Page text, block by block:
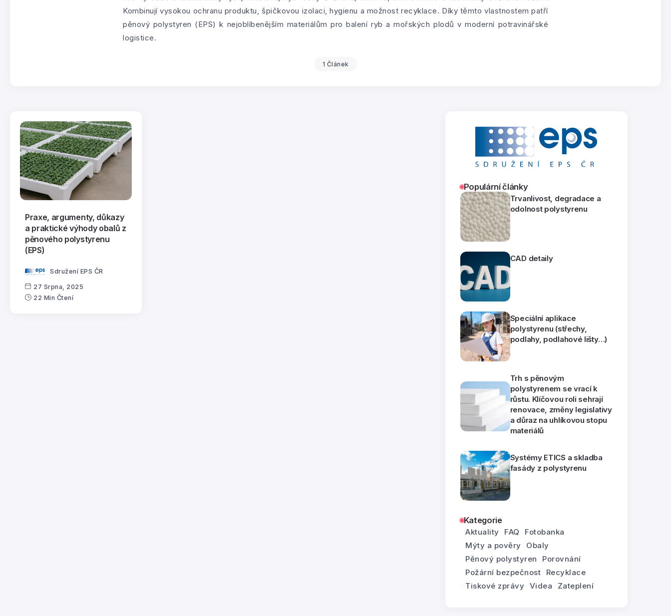
Kombinují vysokou ochranu produktu, špičkovou izolaci, hygienu a možnost recyklace. Díky těmto vlastnostem patří
pěnový polystyren (EPS) k nejoblíbenějším materiálům pro balení ryb a mořských plodů v moderní potravinářské
logistice.
1 Článek
Praxe, argumenty, důkazy
a praktické výhody obalů z
pěnového polystyrenu
(EPS)
Sdružení EPS ČR
27 Srpna, 2025
22 Min Čtení
Populární články
Trvanlivost, degradace a
odolnost polystyrenu
CAD detaily
Speciální aplikace
polystyrenu (střechy,
podlahy, podlahové lišty…)
Trh s pěnovým
polystyrenem se vrací k
růstu. Klíčovou roli sehrají
renovace, změny legislativy
a důraz na uhlíkovou stopu
materiálů
Systémy ETICS a skladba
fasády z polystyrenu
Kategorie
Aktuality FAQ
Fotobanka
Mýty a pověry
Obaly
Pěnový polystyren
Porovnání
Požární bezpečnost
Recyklace
Tiskové zprávy
Videa Zateplení